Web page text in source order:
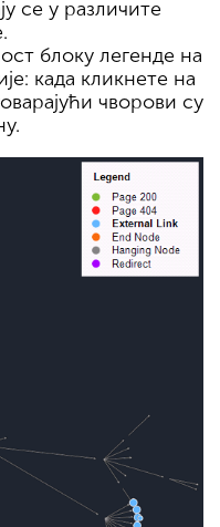
се у различите
блоку легенде на
када кликнете на
чворови су